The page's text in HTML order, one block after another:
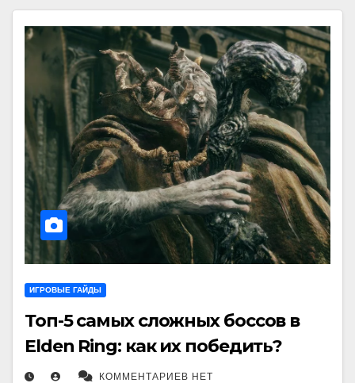
ИГРОВЫЕ ГАЙДЫ
Топ-5 самых сложных боссов в
Elden Ring: как их победить?
КОММЕНТАРИЕВ НЕТ